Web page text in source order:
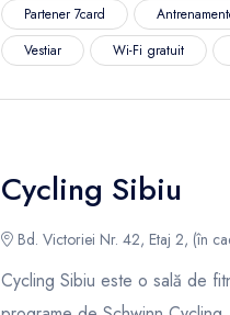
Partener 7card
Vestiar
Wi-Fi gratuit
Cycling Sibiu
Bd. Victoriei Nr. 42, Etaj 2, (în
Cycling Sibiu este o sală de